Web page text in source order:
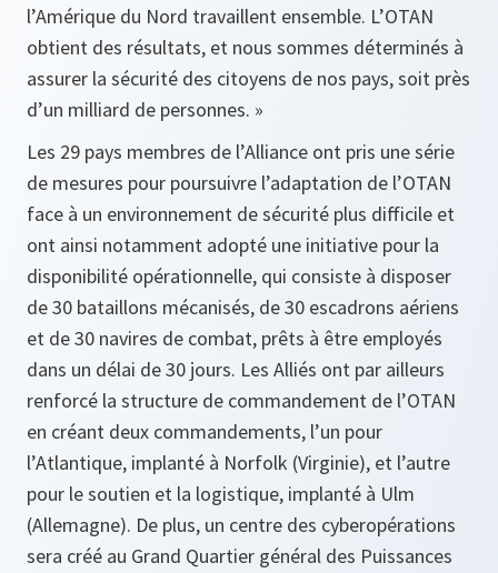
l’Amérique du Nord travaillent ensemble. L’OTAN
obtient des résultats, et nous sommes déterminés à
assurer la sécurité des citoyens de nos pays, soit près
d’un milliard de personnes. »
Les 29 pays membres de l’Alliance ont pris une série
de mesures pour poursuivre l’adaptation de l’OTAN
face à un environnement de sécurité plus difficile et
ont ainsi notamment adopté une initiative pour la
disponibilité opérationnelle, qui consiste à disposer
de 30 bataillons mécanisés, de 30 escadrons aériens
et de 30 navires de combat, prêts à être employés
dans un délai de 30 jours. Les Alliés ont par ailleurs
renforcé la structure de commandement de l’OTAN
en créant deux commandements, l’un pour
l’Atlantique, implanté à Norfolk (Virginie), et l’autre
pour le soutien et la logistique, implanté à Ulm
(Allemagne). De plus, un centre des cyberopérations
sera créé au Grand Quartier général des Puissances